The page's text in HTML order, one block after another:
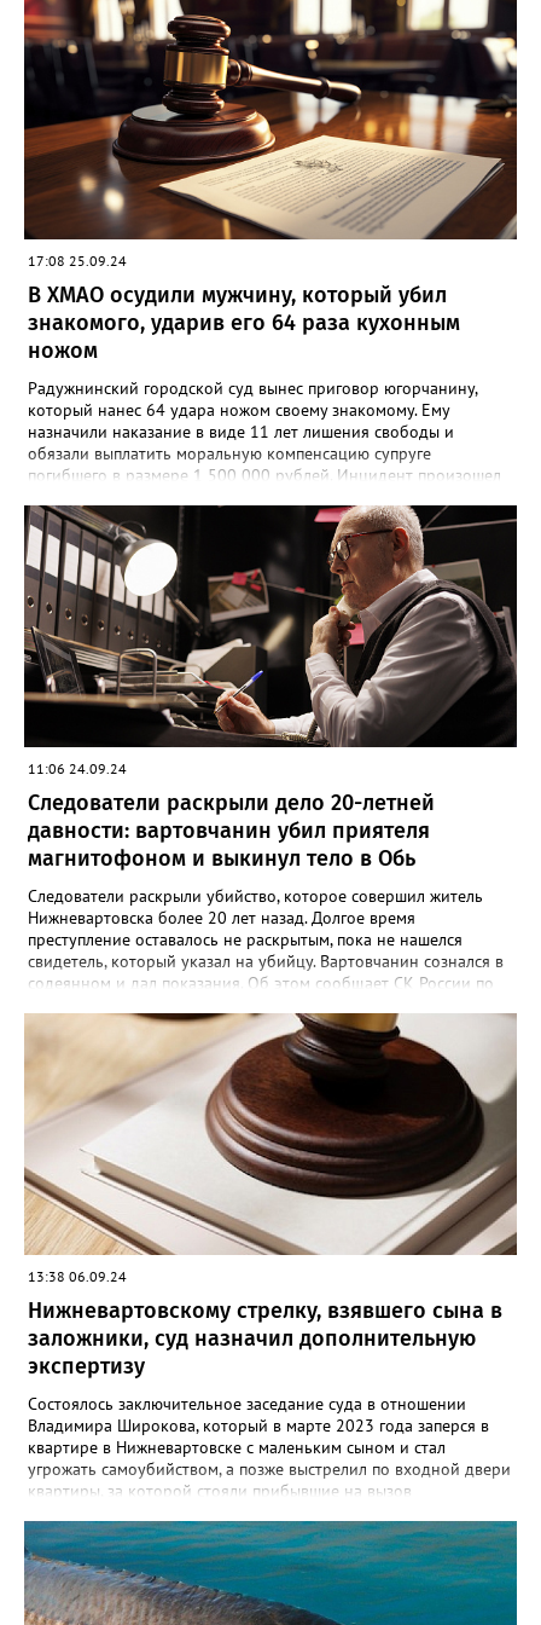
17:08 25.09.24
В ХМАО осудили мужчину, который убил
знакомого, ударив его 64 раза кухонным
ножом
Радужнинский городской суд вынес приговор югорчанину,
который нанес 64 удара ножом своему знакомому. Ему
назначили наказание в виде 11 лет лишения свободы и
обязали выплатить моральную компенсацию супруге
погибшего в размере 1 500 000 рублей. Инцидент произошел
своим знакомым в тамбуре жилого дома. Произошла потасовка
и югорчанин совершил убийство кухонным ножом. Он нанес
потерпевшему 64 удара по различным частям тела, которые
стали причиной смерти. Во время судебного заседания
югорчанин признал свою вину, но от дачи показаний
отказался.
11:06 24.09.24
Следователи раскрыли дело 20-летней
давности: вартовчанин убил приятеля
магнитофоном и выкинул тело в Обь
Следователи раскрыли убийство, которое совершил житель
Нижневартовска более 20 лет назад. Долгое время
преступление оставалось не раскрытым, пока не нашелся
свидетель, который указал на убийцу. Вартовчанин сознался в
содеянном и дал показания. Об этом сообщает СК России по
декабря 2001 года 22 летний вартовчанин находился в
квартире по улице Менделеева вместе со своим 29-летним
знакомым. Произошла ссора и мужчина нанес приятелю
множественные удары руками и кассетным магнитофоном в
голову. От полученных травм он скончался. Вартовчанин
испугался и выбросил тело в Обь. Уголовное дело с
обвинительным заключением направлено в суд для
рассмотрения. Вартовчанину грозит до пятнадцати лет
лишения свободы.
13:38 06.09.24
Нижневартовскому стрелку, взявшего сына в
заложники, суд назначил дополнительную
экспертизу
Состоялось заключительное заседание суда в отношении
Владимира Широкова, который в марте 2023 года заперся в
квартире в Нижневартовске с маленьким сыном и стал
угрожать самоубийством, а позже выстрелил по входной двери
квартиры, за которой стояли прибывшие на вызов
квартиры и подвала дома. В происшествии никто не пострадал,
силовики договорились с Широковым, он отпустил ребенка и
сдался сам. Как рассказал Gorod3466.ru источник, знакомый с
ситуацией, на заседании суда было принято постановление